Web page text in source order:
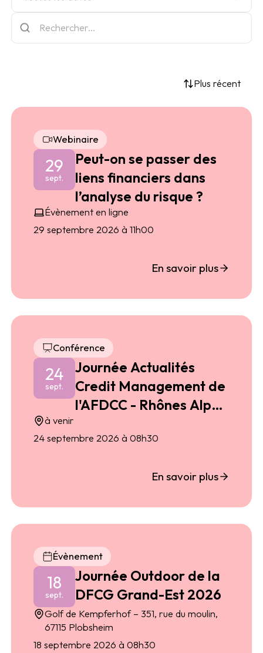
Plus récent
Webinaire
29
sept.
Peut-on se passer des
liens financiers dans
l’analyse du risque ?
Évènement en ligne
29 septembre 2026 à 11h00
En savoir plus
Conférence
24
sept.
Journée Actualités
Credit Management de
l'AFDCC - Rhônes Alpes
à venir
24 septembre 2026 à 08h30
En savoir plus
Évènement
18
sept.
Journée Outdoor de la
DFCG Grand-Est 2026
Golf de Kempferhof – 351, rue du moulin,
67115 Plobsheim
18 septembre 2026 à 08h30